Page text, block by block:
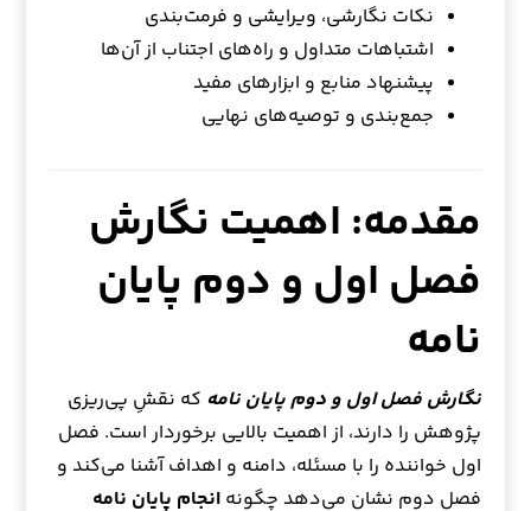
نکات نگارشی، ویرایشی و فرمت‌بندی
اشتباهات متداول و راه‌های اجتناب از آن‌ها
پیشنهاد منابع و ابزارهای مفید
جمع‌بندی و توصیه‌های نهایی
مقدمه: اهمیت نگارش
فصل اول و دوم پایان
نامه
نگارش فصل اول و دوم پایان نامه که نقشِ پی‌ریزی
پژوهش را دارند، از اهمیت بالایی برخوردار است. فصل
اول خواننده را با مسئله، دامنه و اهداف آشنا می‌کند و
فصل دوم نشان می‌دهد چگونهانجام پایان نامه